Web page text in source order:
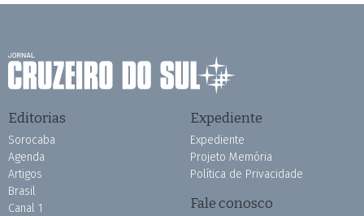
Editorias
Sorocaba
Agenda
Artigos
Brasil
Canal 1
Expediente
Expediente
Projeto Memória
Política de Privacidade
Fale conosco